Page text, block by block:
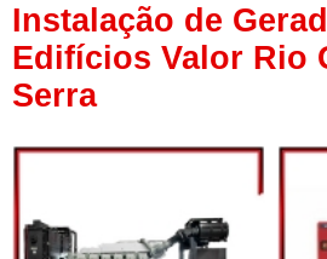
Instalação de
Edifícios Valor Rio
Serra